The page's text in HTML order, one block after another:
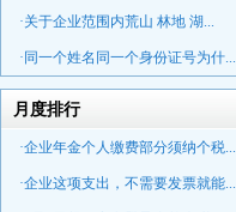
·关于企业范围内荒山 林地 湖...
·同一个姓名同一个身份证号为什...
月度排行
·企业年金个人缴费部分须纳个税...
·企业这项支出，不需要发票就能...